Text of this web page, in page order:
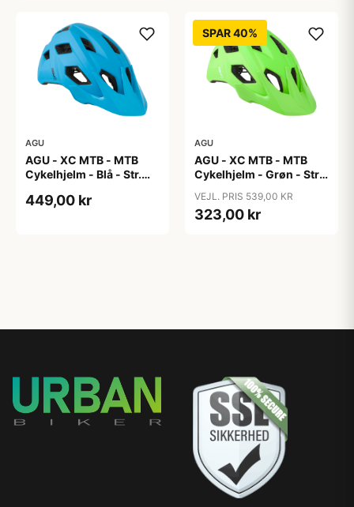
AGU
AGU - XC MTB - MTB
Cykelhjelm - Blå - Str.
449,00 kr
SPAR 40%
AGU
AGU - XC MTB - MTB
Cykelhjelm - Grøn - Str.
VEJL. PRIS 539,00 KR
323,00 kr